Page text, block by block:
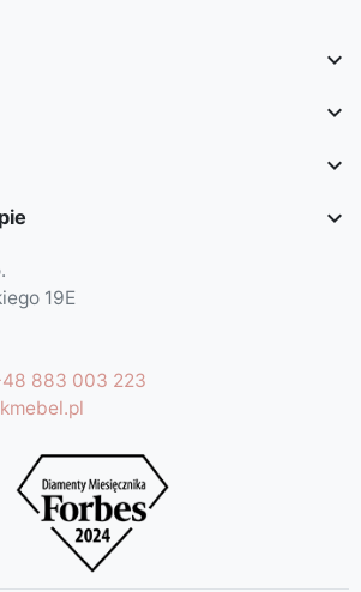




19E
883 003 223